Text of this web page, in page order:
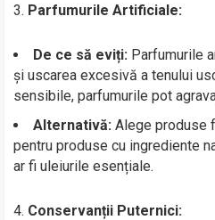
3. Parfumurile Artificiale:
De ce să eviți: Parfumurile
și uscarea excesivă a tenului
sensibile, parfumurile pot
Alternativă: Alege produse
pentru produse cu ingrediente
ar fi uleiurile esențiale.
4. Conservanții Puternici: